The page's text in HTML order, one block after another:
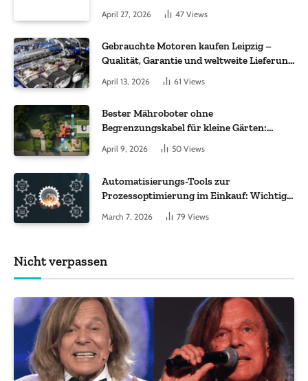
Molekül + Metall“
April 27, 2026 47 Views
Gebrauchte Motoren kaufen Leipzig –
Qualität, Garantie und weltweite Lieferung
April 13, 2026 61 Views
Bester Mähroboter ohne
Begrenzungskabel für kleine Gärten:
Worauf es bei 200 bis 500 m² wirklich
ankommt
April 9, 2026 50 Views
Automatisierungs-Tools zur
Prozessoptimierung im Einkauf: Wichtige
Funktionen, auf die Sie achten sollten
March 7, 2026 79 Views
Nicht verpassen